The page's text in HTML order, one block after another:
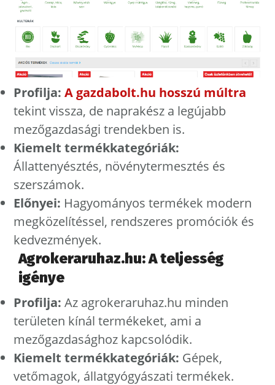
Profilja: A gazdabolt.hu hosszú múltra
tekint vissza, de naprakész a legújabb
mezőgazdasági trendekben is.
Kiemelt termékkategóriák:
Állattenyésztés, növénytermesztés és
szerszámok.
Előnyei: Hagyományos termékek modern
megközelítéssel, rendszeres promóciók és
kedvezmények.
Agrokeraruhaz.hu: A teljesség
igénye
Profilja: Az agrokeraruhaz.hu minden
területen kínál termékeket, ami a
mezőgazdasághoz kapcsolódik.
Kiemelt termékkategóriák: Gépek,
vetőmagok, állatgyógyászati termékek.